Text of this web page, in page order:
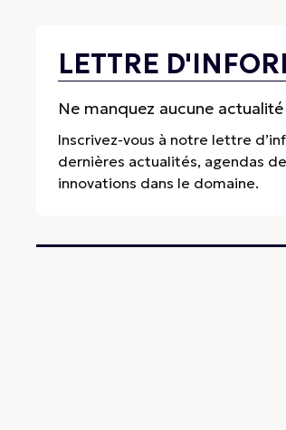
LETTRE
Ne manquez aucune
Inscrivez-vous à notre lettre
dernières actualités, agendas
innovations dans le domaine.